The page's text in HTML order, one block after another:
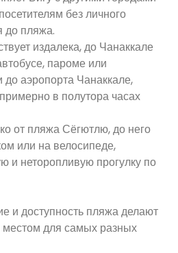
без личного
до пляжа.
издалека, до Чанаккале
пароме или
аэропорта Чанаккале,
в полутора часах
от пляжа Сёгютлю, до него
или на велосипеде,
и неторопливую прогулку по
и доступность пляжа делают
местом для самых разных